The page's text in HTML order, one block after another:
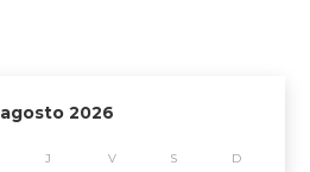
agosto 2026
J V S D